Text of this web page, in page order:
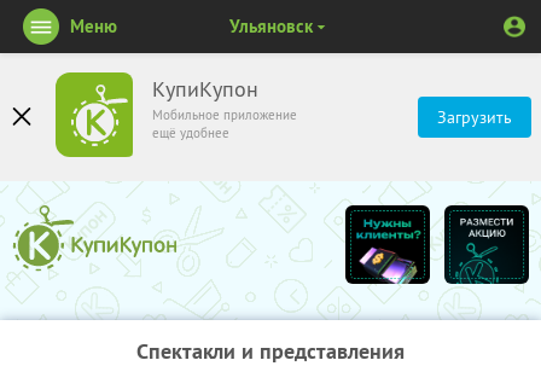
КупиКупон
Мобильное приложение
ещё удобнее
Загрузить
Меню Ульяновск
Спектакли и представления